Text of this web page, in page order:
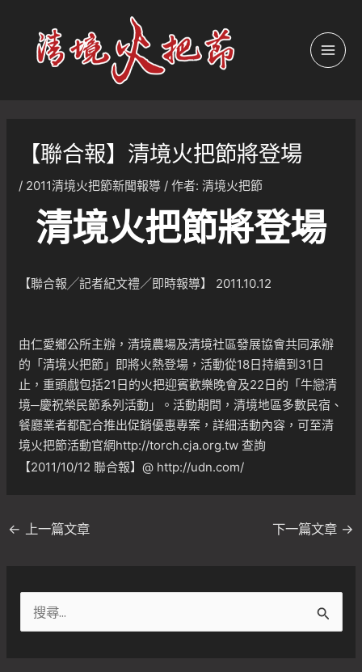
【聯合報】清境火把節將登場
/ 2011清境火把節新聞報導 / 作者:清境火把節
清境火把節將登場
【聯合報╱記者紀文禮／即時報導】 2011.10.12
由仁愛鄉公所主辦，清境農場及清境社區發展協會共同承辦
的「清境火把節」即將火熱登場，活動從18日持續到31日
止，重頭戲包括21日的火把迎賓歡樂晚會及22日的「牛戀清
境─慶祝榮民節系列活動」。活動期間，清境地區多數民宿、
餐廳業者都配合推出促銷優惠專案，詳細活動內容，可至清
境火把節活動官網http://torch.cja.org.tw 查詢
【2011/10/12 聯合報】@ http://udn.com/
← 上一篇文章 下一篇文章 →
尋